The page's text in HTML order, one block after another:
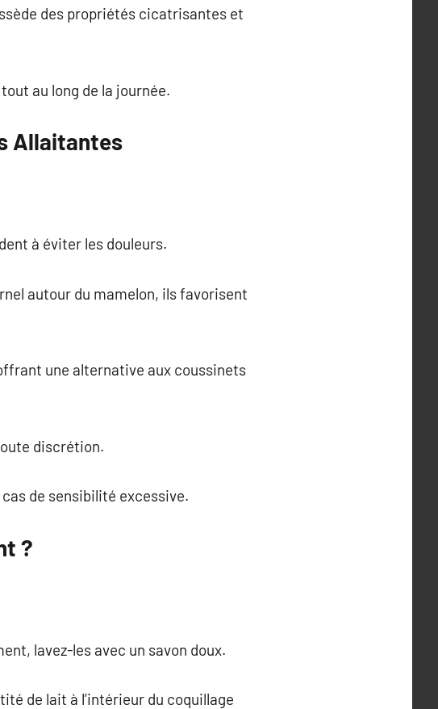
des propriétés cicatrisantes et
au long de la journée.
Allaitantes
à éviter les douleurs.
autour du mamelon, ils favorisent
une alternative aux coussinets
discrétion.
de sensibilité excessive.
?
lavez-les avec un savon doux.
de lait à l’intérieur du coquillage